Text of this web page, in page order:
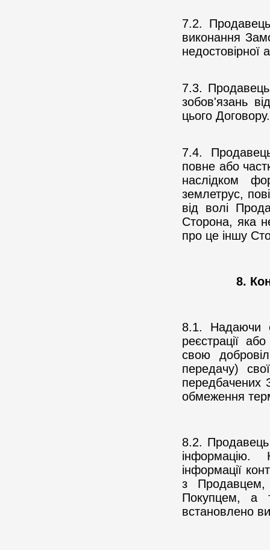
7.2.
виконання
недостовірної
7.3. Продавець
зобов'язань
цього Договору.
7.4.
повне або
наслідком
землетрус,
від волі
Сторона, яка
про це іншу
8.
8.1. Надаючи
реєстрації
свою
передачу)
передбачених
обмеження
8.2. Продавець
інформації
з
Покупцем, а
встановлено